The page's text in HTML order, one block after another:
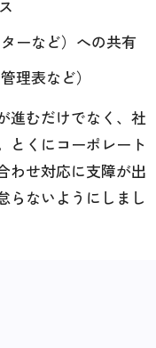
ーなど）への共有
理表など）
進むだけでなく、社
とくにコーポレート
わせ対応に支障が出
らないようにしまし